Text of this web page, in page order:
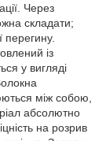
Через
складати;
перегину.
із
у вигляді
між собою,
абсолютно
на розрив